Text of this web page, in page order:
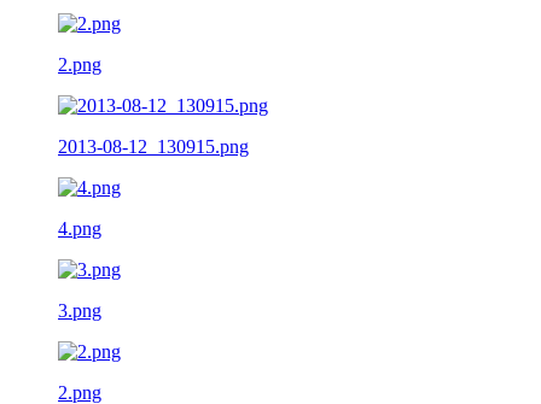
2.png
2013-08-12_130915.png
4.png
3.png
2.png